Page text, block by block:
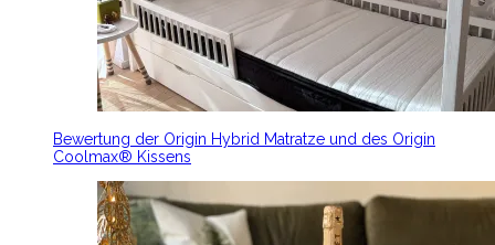
Bewertung der Origin Hybrid Matratze und des Origin
Coolmax® Kissens